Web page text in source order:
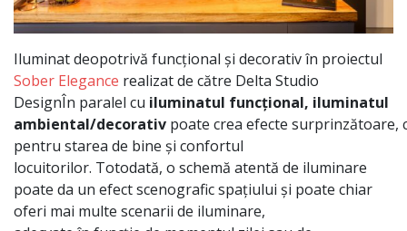
Iluminat deopotrivă funcțional și decorativ în proiectul
Sober Elegance realizat de către Delta Studio
DesignÎn paralel cu iluminatul funcțional, iluminatul
ambiental/decorativ poate crea efecte surprinzătoare,
pentru starea de bine și confortul
locuitorilor. Totodată, o schemă atentă de iluminare
poate da un efect scenograficspațiului și poate chiar
oferi mai multe scenarii de iluminare,